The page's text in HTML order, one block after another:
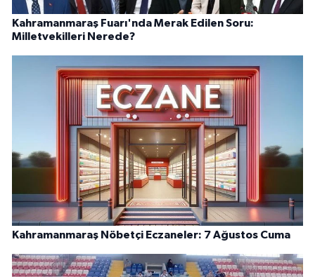
Kahramanmaraş Fuarı'nda Merak Edilen Soru:
Milletvekilleri Nerede?
Kahramanmaraş Nöbetçi Eczaneler: 7 Ağustos Cuma